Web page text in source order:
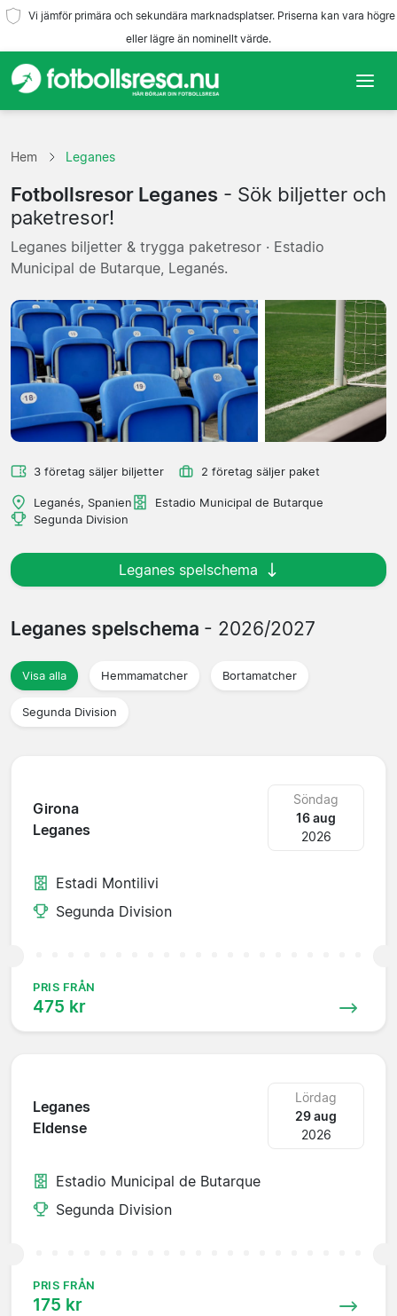
Vi jämför primära och sekundära marknadsplatser. Priserna kan vara högre
eller lägre än nominellt värde.
Lag
Ligor
Resebyråer
Hem Leganes
Fotbollsresor Leganes - Sök biljetter och
paketresor!
Leganes biljetter & trygga paketresor · Estadio
Municipal de Butarque, Leganés.
3 företag säljer biljetter 2 företag säljer paket
Leganés, Spanien
Estadio Municipal de Butarque
Segunda Division
Leganes spelschema
Leganes spelschema - 2026/2027
Visa alla Hemmamatcher Bortamatcher
Segunda Division
Girona
Leganes
Söndag
16 aug
2026
Estadi Montilivi
Segunda Division
PRIS FRÅN
475 kr
Leganes
Eldense
Lördag
29 aug
2026
Estadio Municipal de Butarque
Segunda Division
PRIS FRÅN
175 kr